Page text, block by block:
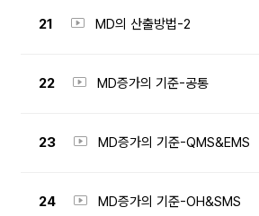
21 MD의 산출방법-2
22 MD증가의 기준-공통
23 MD증가의 기준-QMS&EMS
24 MD증가의 기준-OH&SMS